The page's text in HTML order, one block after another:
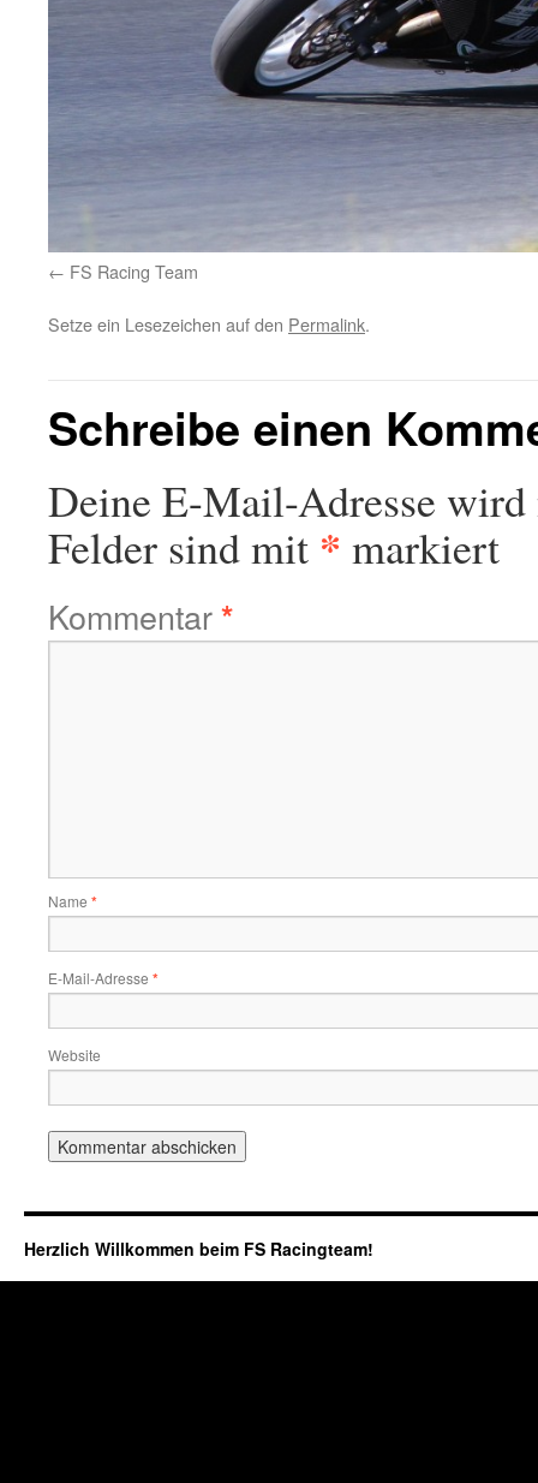
FS Racing Team
Setze ein Lesezeichen auf den Permalink.
Schreibe einen
Deine E-Mail-Adresse
Felder sind mit * markiert
Kommentar*
Name *
E-Mail-Adresse *
Website
Herzlich Willkommen beim FS Racingteam!